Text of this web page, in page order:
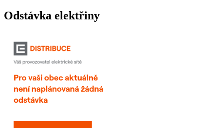
Odstávka elektřiny